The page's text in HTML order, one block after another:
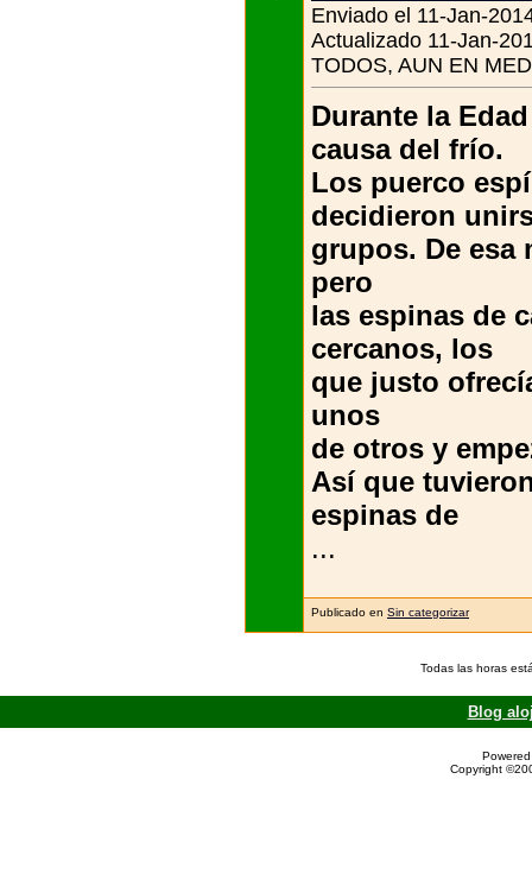
Enviado el 11-Jan-
Actualizado 11-Jan-
TODOS, AUN EN
Durante la
causa del frío.
Los puerco
decidieron
grupos. De esa
pero
las espinas de
cercanos, los
que justo
unos
de otros y
Así que
espinas de
...
Publicado en Sin categorizar
Todas las horas
Blog
Copyright